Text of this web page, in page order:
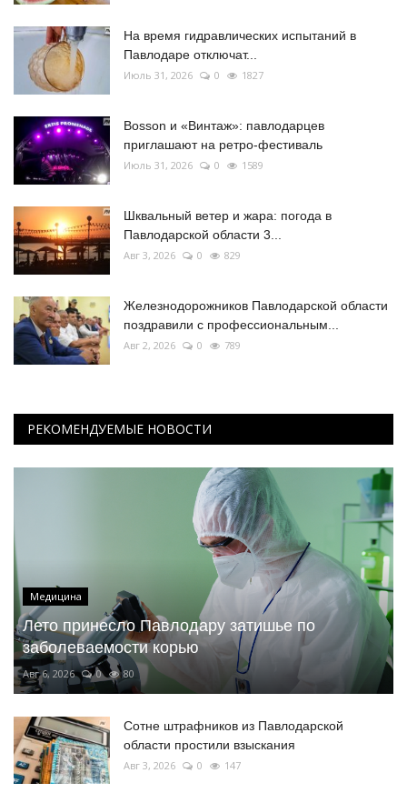
На время гидравлических испытаний в
Павлодаре отключат...
Июль 31, 2026 0 1827
Bosson и «Винтаж»: павлодарцев
приглашают на ретро-фестиваль
Июль 31, 2026 0 1589
Шквальный ветер и жара: погода в
Павлодарской области 3...
Авг 3, 2026 0 829
Железнодорожников Павлодарской области
поздравили с профессиональным...
Авг 2, 2026 0 789
РЕКОМЕНДУЕМЫЕ НОВОСТИ
Медицина
Лето принесло Павлодару затишье по
заболеваемости корью
Авг 6, 2026 0 80
Сотне штрафников из Павлодарской
области простили взыскания
Авг 3, 2026 0 147